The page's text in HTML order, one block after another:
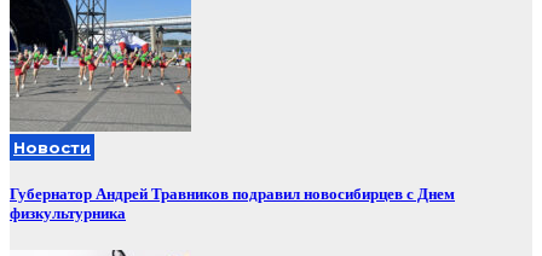
Новости
Губернатор Андрей Травников подравил новосибирцев с Днем
физкультурника